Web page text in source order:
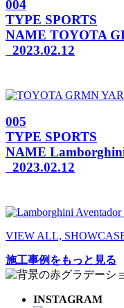
004
TYPE SPORTS
NAME TOYOTA
2023.02.12
005
TYPE SPORTS
NAME
2023.02.12
VIEW ALL,
施工事例をもっと見る
INSTAGRAM